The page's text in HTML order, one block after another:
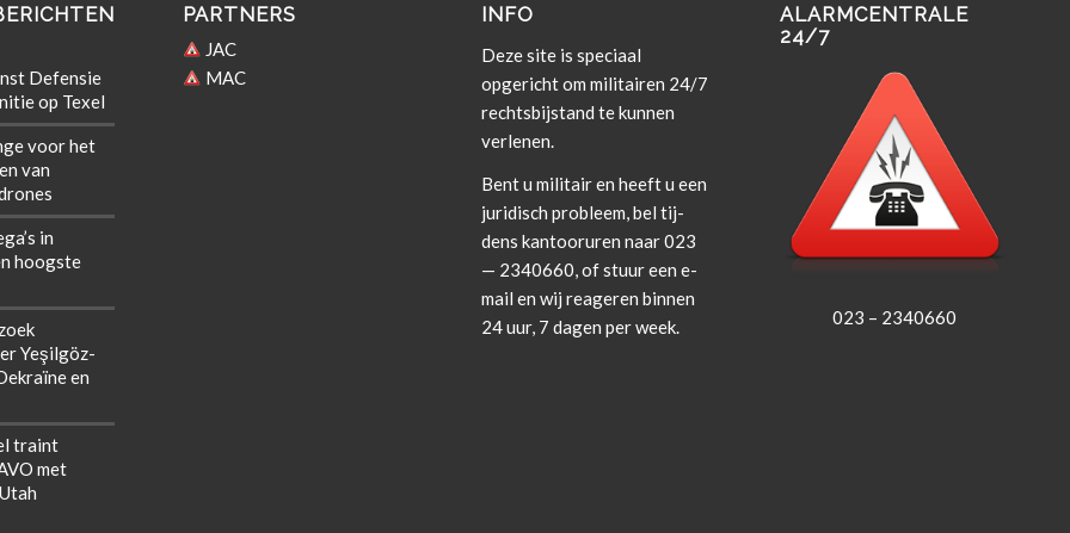
Defensie
op Texel
voor het
van
in
hoogste
Yeşilgöz-
en
traint
met
PARTNERS
JAC
MAC
INFO
Deze site is spe­ci­aal
opgericht om militairen 24/7
rechts­bi­j­s­tand te kun­nen
verlenen.
Bent u militair en heeft u een
juridisch prob­leem, bel tij­
dens kan­tooruren naar 023
— 2340660, of stuur een e-
mail en wij rea­geren bin­nen
24 uur, 7 dagen per week.
ALARMCENTRALE
24/7
023 – 2340660